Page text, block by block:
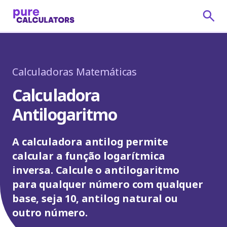
Calculadoras Matemáticas
Calculadora
Antilogaritmo
A calculadora antilog permite
calcular a função logarítmica
inversa. Calcule o antilogaritmo
para qualquer número com qualquer
base, seja 10, antilog natural ou
outro número.